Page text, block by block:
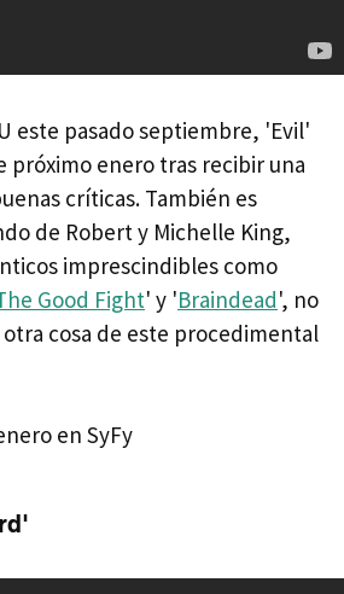
este pasado septiembre, 'Evil'
próximo enero tras recibir una
críticas. También es
de Robert y Michelle King,
imprescindibles como
Good Fight' y 'Braindead', no
cosa de este procedimental
en SyFy